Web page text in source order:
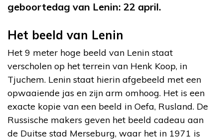
geboortedag van Lenin: 22 april.
Het beeld van Lenin
Het 9 meter hoge beeld van Lenin staat
verscholen op het terrein van Henk Koop, in
Tjuchem. Lenin staat hierin afgebeeld met een
opwaaiende jas en zijn arm omhoog. Het is een
exacte kopie van een beeld in Oefa, Rusland. De
Russische makers geven het beeld cadeau aan
de Duitse stad Merseburg, waar het in 1971 is